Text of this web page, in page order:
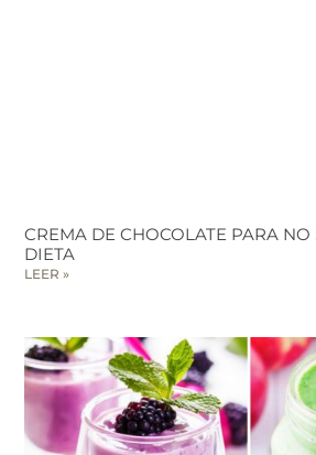
CREMA DE CHOCOLATE PARA NO
DIETA
LEER »